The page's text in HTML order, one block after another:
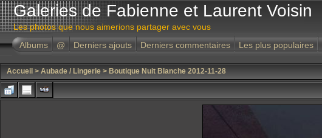
Galeries de Fabienne et Laurent Voisin
Les photos que nous aimerions partager avec vous
Albums
@ Derniers ajouts Derniers commentaires Les plus populaires
Accueil > Aubade / Lingerie > Boutique Nuit Blanche 2012-11-28